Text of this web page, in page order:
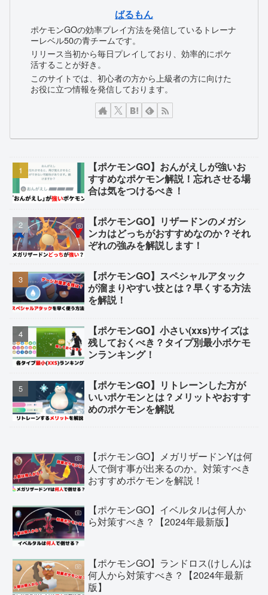
ばるもん
ポケモンGOの効率プレイ方法を発信しているトレーナ
ーレベル50の青チームです。
リリース当初から毎日プレイしており、効率的にポケ
活することが好き。
このサイトでは、初心者の方から上級者の方に向けた
お役に立つ情報を発信しております。
【ポケモンGO】おんがえしが強いお
すすめなポケモン解説！忘れさせる場
合は気をつけるべき！
【ポケモンGO】リザードンのメガシ
ンカはどっちがおすすめなのか？それ
ぞれの強みを解説します！
【ポケモンGO】スペシャルアタック
が溜まりやすい技とは？早くする方法
を解説！
【ポケモンGO】小さい(xxs)サイズは
残しておくべき？タイプ別最小ポケモ
ンランキング！
【ポケモンGO】リトレーンした方が
いいポケモンとは？メリットやおすす
めのポケモンを解説
【ポケモンGO】メガリザードンYは何
人で倒す事が出来るのか。対策すべき
おすすめポケモンを解説！
【ポケモンGO】イベルタルは何人か
ら対策すべき？【2024年最新版】
【ポケモンGO】ランドロス(けしん)は
何人から対策すべき？【2024年最新
版】